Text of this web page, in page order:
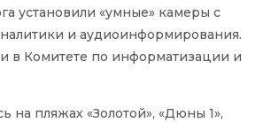
установили «умные» камеры с
и аудиоинформирования.
в Комитете по информатизации и
на пляжах «Золотой», «Дюны 1»,